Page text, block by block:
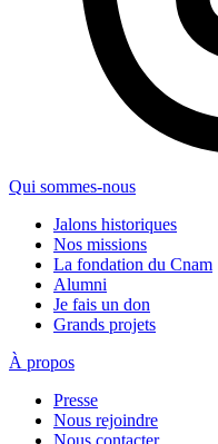
Qui sommes-nous
Jalons historiques
Nos missions
La fondation du Cnam
Alumni
Je fais un don
Grands projets
À propos
Presse
Nous rejoindre